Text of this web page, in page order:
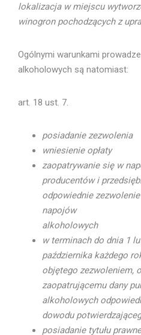
lokalizacja w miejscu
winogron pochodzących z
Ogólnymi warunkami
alkoholowych są natomiast:
art. 18 ust. 7.
posiadanie zezwolenia
wniesienie opłaty
zaopatrywanie się w
producentów i
odpowiednie
napojów
alkoholowych
w terminach do dnia 1
października każdego
objętego zezwoleniem,
zaopatrującemu dany
alkoholowych
dowodu
posiadanie tytułu